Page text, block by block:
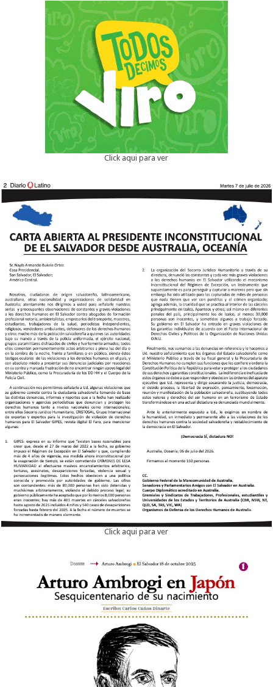
Click aqui para ver
Click aqui para ver